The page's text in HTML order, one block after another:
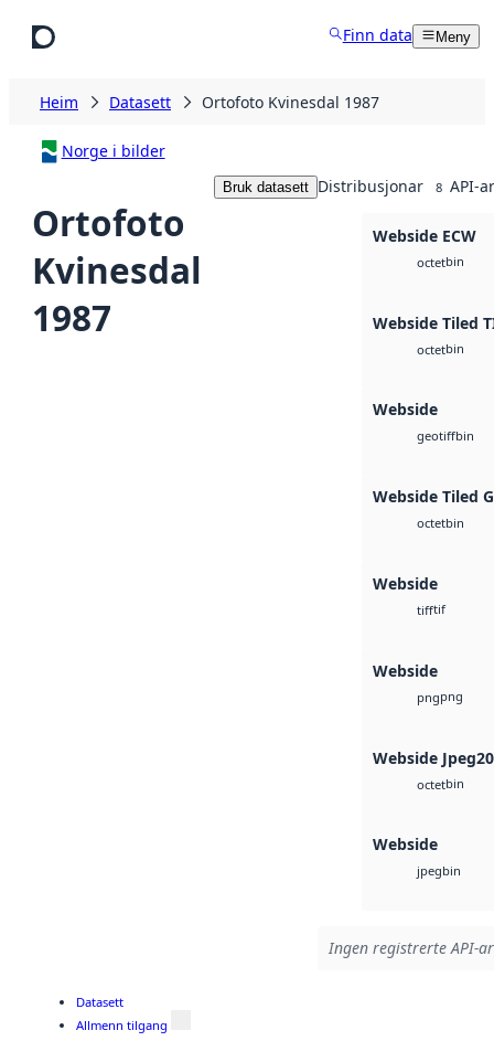
Finn data Meny
Heim Datasett Ortofoto Kvinesdal 1987
Norge i bilder
Ortofoto
Kvinesdal
1987
Bruk datasett Distribusjonar 8 API-ar
Webside ECW
octetbin
Webside Tiled
octetbin
Webside
geotiffbin
Webside Tiled
octetbin
Webside
tifftif
Webside
pngpng
Webside
octetbin
Webside
jpegbin
Ingen registrerte API-
Datasett
Allmenn tilgang